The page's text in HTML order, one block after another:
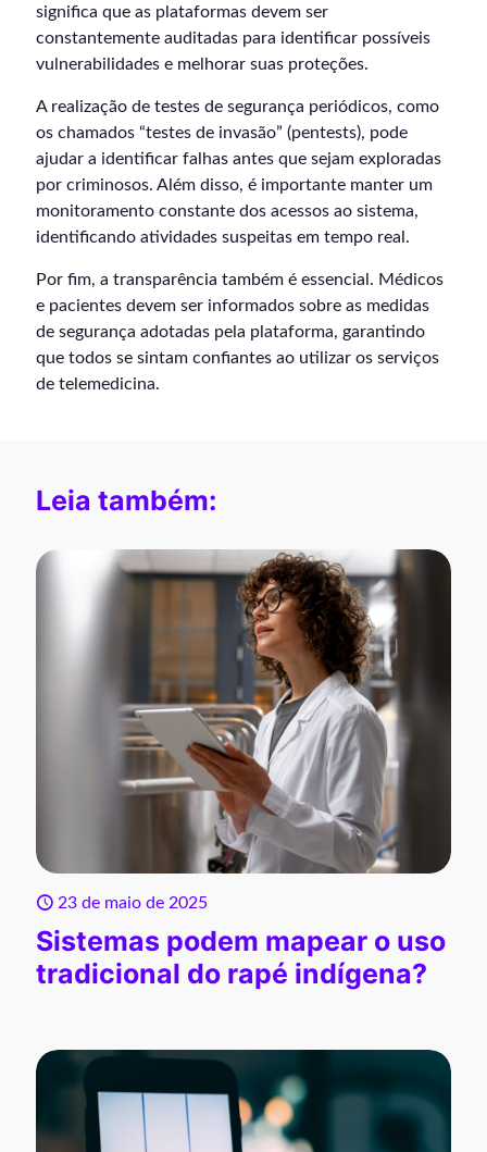
significa que as plataformas devem ser
constantemente auditadas para identificar possíveis
vulnerabilidades e melhorar suas proteções.
A realização de testes de segurança periódicos, como
os chamados “testes de invasão” (pentests), pode
ajudar a identificar falhas antes que sejam exploradas
por criminosos. Além disso, é importante manter um
monitoramento constante dos acessos ao sistema,
identificando atividades suspeitas em tempo real.
Por fim, a transparência também é essencial. Médicos
e pacientes devem ser informados sobre as medidas
de segurança adotadas pela plataforma, garantindo
que todos se sintam confiantes ao utilizar os serviços
de telemedicina.
Leia também:
23 de maio de 2025
Sistemas podem mapear o uso
tradicional do rapé indígena?